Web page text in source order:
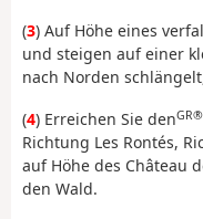
(3) Auf Höhe eines
und steigen auf einer
nach Norden
(4) Erreichen Sie den
Richtung Les Rontés,
auf Höhe des Château
den Wald.